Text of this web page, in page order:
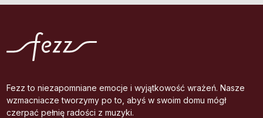
Fezz to niezapomniane emocje i wyjątkowość wrażeń. Nasze
wzmacniacze tworzymy po to, abyś w swoim domu mógł
czerpać pełnię radości z muzyki.